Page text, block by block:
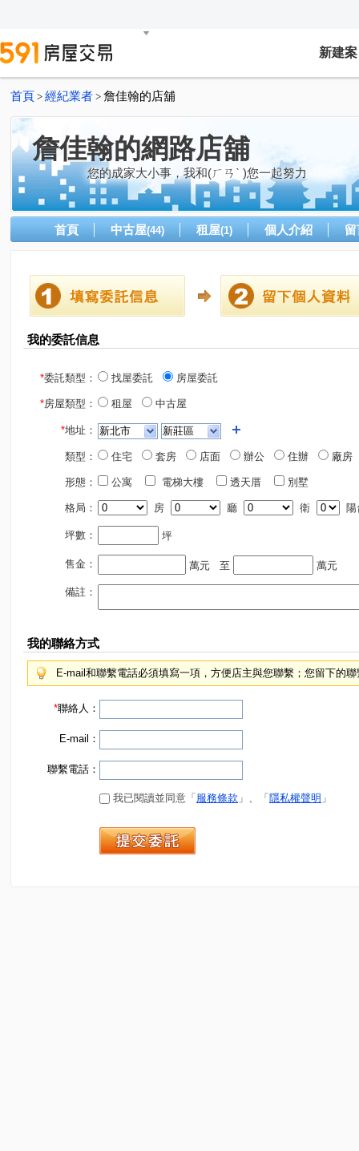
新建案
首頁 > 經紀業者 > 詹佳翰的店舖
詹佳翰的網路店舖
您的成家大小事，我和(ㄏㄢˋ )您一起努力
首頁 中古屋(44) 租屋(1) 個人介紹
我的委託信息
*委託類型： 找屋委託 房屋委託
*房屋類型： 租屋 中古屋
*地址：
類型： 住宅 套房 店面 辦公 住辦 廠房
形態： 公寓 電梯大樓 透天厝 別墅
格局： 房 廳 衛 陽
坪數： 坪
售金： 萬元 至 萬元
備註：
我的聯絡方式
E-mail和聯繫電話必須填寫一項，方便店主與您聯繫；您留下的
*聯絡人：
E-mail：
聯繫電話：
我已閱讀並同意「 服務條款 」、「 隱私權聲明 」